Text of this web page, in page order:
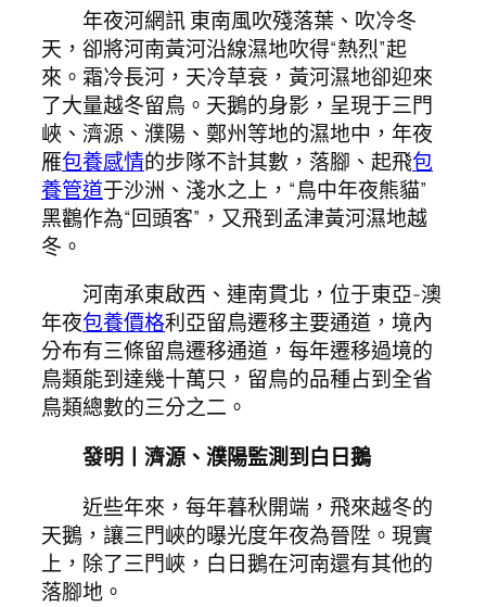
年夜河網訊 東南風吹殘落葉、吹冷冬
天，卻將河南黃河沿線濕地吹得“熱烈”起
來。霜冷長河，天冷草衰，黃河濕地卻迎來
了大量越冬留鳥。天鵝的身影，呈現于三門
峽、濟源、濮陽、鄭州等地的濕地中，年夜
雁包養感情的步隊不計其數，落腳、起飛包
養管道于沙洲、淺水之上，“鳥中年夜熊貓”
黑鸛作為“回頭客”，又飛到孟津黃河濕地越
冬。
河南承東啟西、連南貫北，位于東亞-澳
年夜包養價格利亞留鳥遷移主要通道，境內
分布有三條留鳥遷移通道，每年遷移過境的
鳥類能到達幾十萬只，留鳥的品種占到全省
鳥類總數的三分之二。
發明丨濟源、濮陽監測到白日鵝
近些年來，每年暮秋開端，飛來越冬的
天鵝，讓三門峽的曝光度年夜為晉陞。現實
上，除了三門峽，白日鵝在河南還有其他的
落腳地。